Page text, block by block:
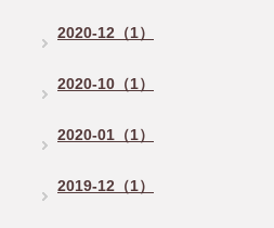
2020-12（1）
2020-10（1）
2020-01（1）
2019-12（1）